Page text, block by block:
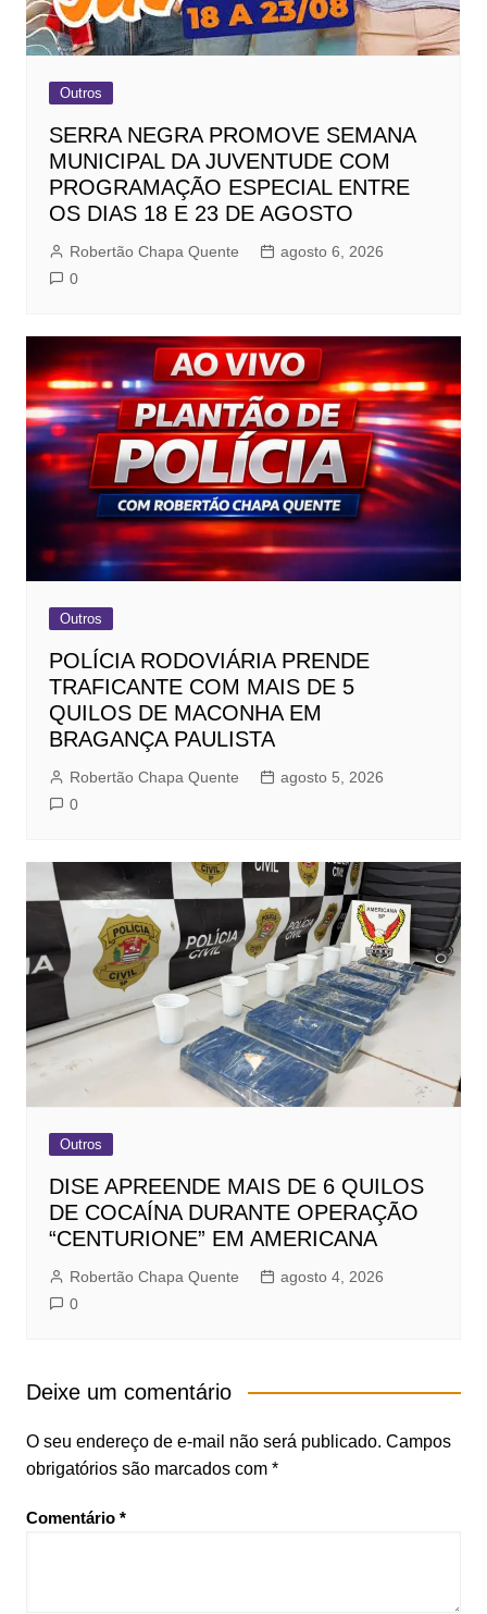
Outros
SERRA NEGRA PROMOVE SEMANA
MUNICIPAL DA JUVENTUDE COM
PROGRAMAÇÃO ESPECIAL ENTRE
OS DIAS 18 E 23 DE AGOSTO
Robertão Chapa Quente
agosto 6, 2026
0
Outros
POLÍCIA RODOVIÁRIA PRENDE
TRAFICANTE COM MAIS DE 5
QUILOS DE MACONHA EM
BRAGANÇA PAULISTA
Robertão Chapa Quente
agosto 5, 2026
0
Outros
DISE APREENDE MAIS DE 6 QUILOS
DE COCAÍNA DURANTE OPERAÇÃO
“CENTURIONE” EM AMERICANA
Robertão Chapa Quente
agosto 4, 2026
0
Deixe um comentário
O seu endereço de e-mail não será publicado. Campos
obrigatórios são marcados com *
Comentário *